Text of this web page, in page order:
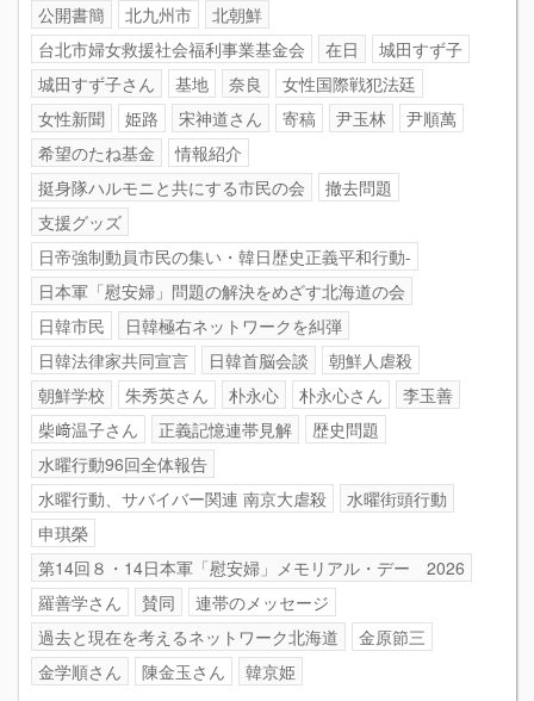
公開書簡
北九州市
北朝鮮
台北市婦女救援社会福利事業基金会
在日
城田すず子
城田すず子さん
基地 奈良
女性国際戦犯法廷
女性新聞
姫路 宋神道さん 寄稿 尹玉林
尹順萬
希望のたね基金
情報紹介
挺身隊ハルモニと共にする市民の会
撤去問題
支援グッズ
日帝強制動員市民の集い・韓日歴史正義平和行動-
日本軍「慰安婦」問題の解決をめざす北海道の会
日韓市民
日韓極右ネットワークを糾弾
日韓法律家共同宣言
日韓首脳会談
朝鮮人虐殺
朝鮮学校
朱秀英さん 朴永心 朴永心さん
李玉善
柴﨑温子さん
正義記憶連帯見解
歴史問題
水曜行動96回全体報告
水曜行動、サバイバー関連 南京大虐殺
水曜街頭行動
申琪榮
第14回８・14日本軍「慰安婦」メモリアル・デー 2026
羅善学さん
賛同
連帯のメッセージ
過去と現在を考えるネットワーク北海道
金原節三
金学順さん
陳金玉さん 韓京姫